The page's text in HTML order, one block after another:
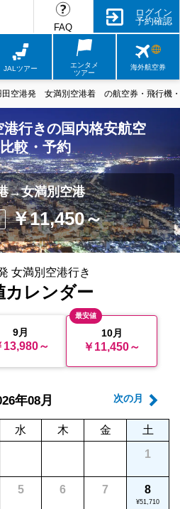
FAQ
ログイン
予約確認
JALツアー
エンタメ
ツアー
海外航空券
田空港発 女満別空港着 の航空券・飛行機
行きの国内格安航空
較・予約
→女満別空港
￥11,450～
女満別空港行き
カレンダー
9月
13,980～
最安値
10月
￥11,450～
次の月
年08月
水 木 金
土
1
5 6 7 8
¥51,710